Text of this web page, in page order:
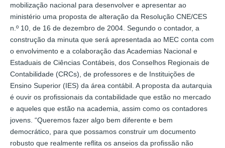
mobilização nacional para desenvolver e apresentar ao
ministério uma proposta de alteração da Resolução CNE/CES
n.º 10, de 16 de dezembro de 2004. Segundo o contador, a
construção da minuta que será apresentada ao MEC conta com
o envolvimento e a colaboração das Academias Nacional e
Estaduais de Ciências Contábeis, dos Conselhos Regionais de
Contabilidade (CRCs), de professores e de Instituições de
Ensino Superior (IES) da área contábil. A proposta da autarquia
é ouvir os profissionais da contabilidade que estão no mercado
e aqueles que estão na academia, assim como os contadores
jovens. “Queremos fazer algo bem diferente e bem
democrático, para que possamos construir um documento
robusto que realmente reflita os anseios da profissão não